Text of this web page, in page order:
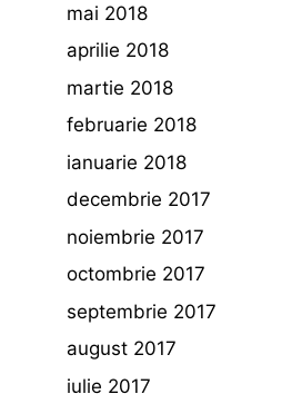
mai 2018
aprilie 2018
martie 2018
februarie 2018
ianuarie 2018
decembrie 2017
noiembrie 2017
octombrie 2017
septembrie 2017
august 2017
iulie 2017